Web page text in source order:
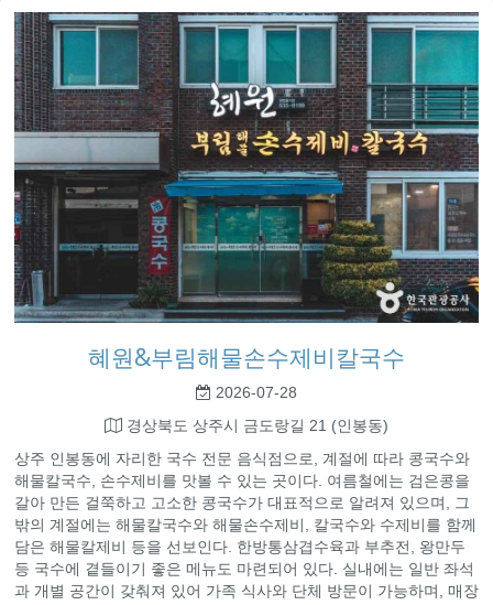
혜원&부림해물손수제비칼국수
2026-07-28
경상북도 상주시 금도랑길 21 (인봉동)
상주 인봉동에 자리한 국수 전문 음식점으로, 계절에 따라 콩국수와
해물칼국수, 손수제비를 맛볼 수 있는 곳이다. 여름철에는 검은콩을
갈아 만든 걸쭉하고 고소한 콩국수가 대표적으로 알려져 있으며, 그
밖의 계절에는 해물칼국수와 해물손수제비, 칼국수와 수제비를 함께
담은 해물칼제비 등을 선보인다. 한방통삼겹수육과 부추전, 왕만두
등 국수에 곁들이기 좋은 메뉴도 마련되어 있다. 실내에는 일반 좌석
과 개별 공간이 갖춰져 있어 가족 식사와 단체 방문이 가능하며, 매장